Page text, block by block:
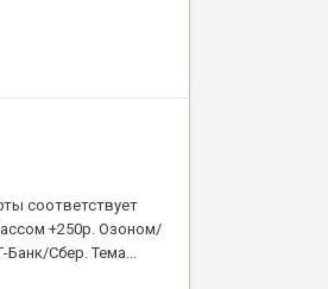
соответствует
+250р. Озоном/
Банк/Сбер. Тема...